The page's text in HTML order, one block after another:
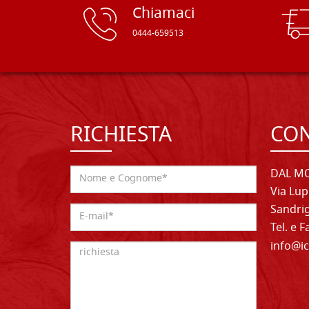
Chiamaci
0444-659513
RICHIESTA
DAL
Via
Tel. e